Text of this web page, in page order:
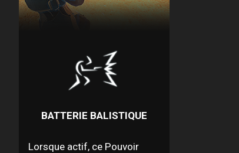
BATTERIE BALISTIQUE
Lorsque actif, ce Pouvoir